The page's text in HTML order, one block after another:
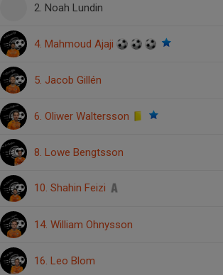
2. Noah Lundin
4. Mahmoud Ajaji
5. Jacob Gillén
6. Oliwer Waltersson
8. Lowe Bengtsson
10. Shahin Feizi
14. William Ohnysson
16. Leo Blom